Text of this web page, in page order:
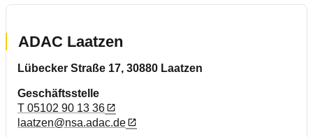
ADAC Laatzen
Lübecker Straße 17, 30880 Laatzen
Geschäftsstelle
T 05102 90 13 36
laatzen@nsa.adac.de